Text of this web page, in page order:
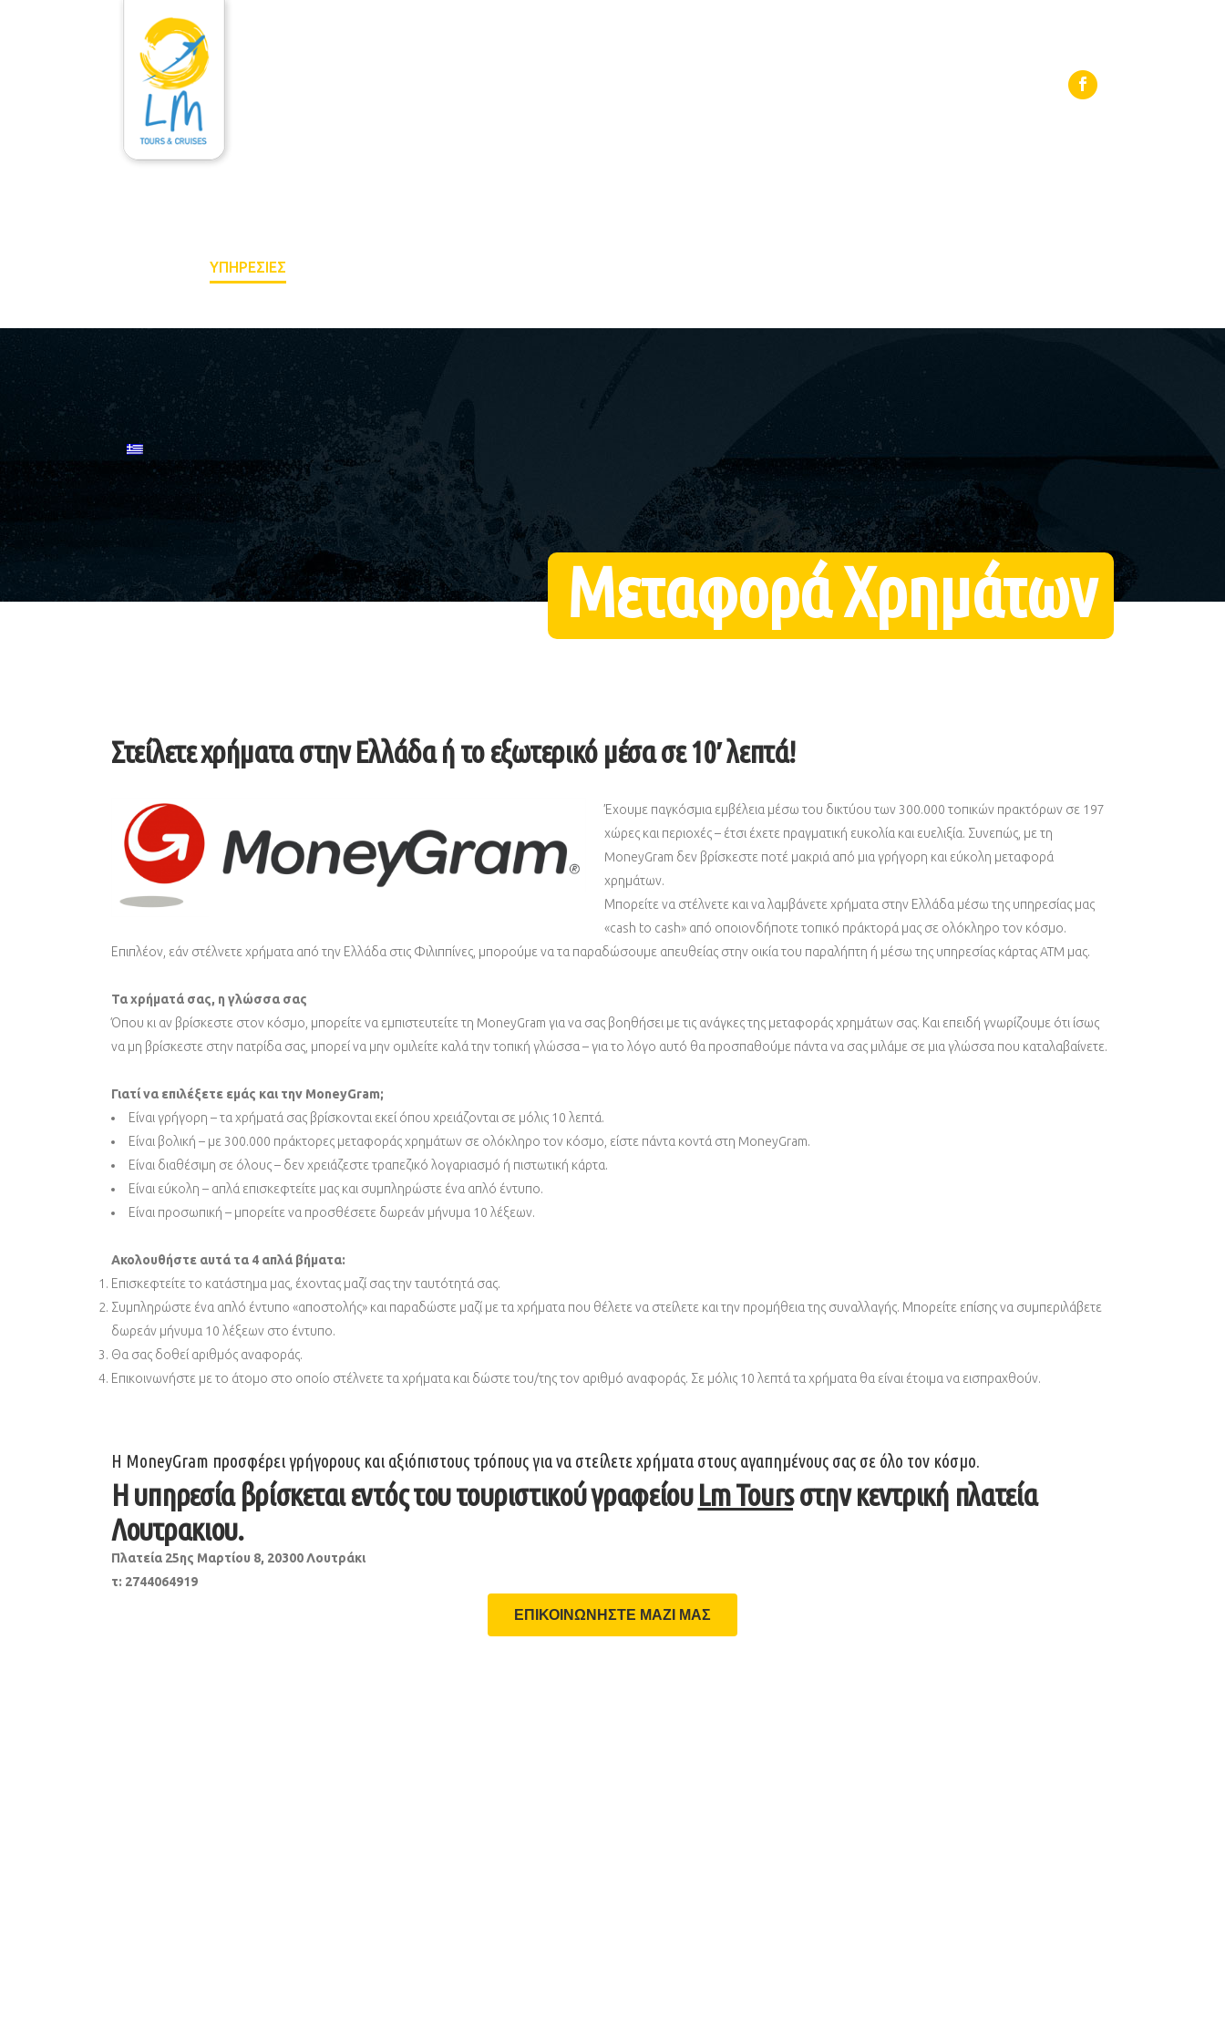
ΥΠΗΡΕΣΊΕΣ
Μεταφορά Χρημάτων
Στείλετε χρήματα στην Ελλάδα ή το εξωτερικό μέσα σε 10′ λεπτά!
Έχουμε παγκόσμια εμβέλεια μέσω του δικτύου των 300.000 τοπικών πρακτόρων σε 197
χώρες και περιοχές – έτσι έχετε πραγματική ευκολία και ευελιξία. Συνεπώς, με τη
MoneyGram δεν βρίσκεστε ποτέ μακριά από μια γρήγορη και εύκολη μεταφορά
χρημάτων.
Μπορείτε να στέλνετε και να λαμβάνετε χρήματα στην Ελλάδα μέσω της υπηρεσίας μας
«cash to cash» από οποιονδήποτε τοπικό πράκτορά μας σε ολόκληρο τον κόσμο.
Επιπλέον, εάν στέλνετε χρήματα από την Ελλάδα στις Φιλιππίνες, μπορούμε να τα παραδώσουμε απευθείας στην οικία του παραλήπτη ή μέσω της υπηρεσίας κάρτας ATM μας.
Τα χρήματά σας, η γλώσσα σας
Όπου κι αν βρίσκεστε στον κόσμο, μπορείτε να εμπιστευτείτε τη MoneyGram για να σας βοηθήσει με τις ανάγκες της μεταφοράς χρημάτων σας. Και επειδή γνωρίζουμε ότι ίσως
να μη βρίσκεστε στην πατρίδα σας, μπορεί να μην ομιλείτε καλά την τοπική γλώσσα – για το λόγο αυτό θα προσπαθούμε πάντα να σας μιλάμε σε μια γλώσσα που καταλαβαίνετε.
Γιατί να επιλέξετε εμάς και την MoneyGram;
Είναι γρήγορη – τα χρήματά σας βρίσκονται εκεί όπου χρειάζονται σε μόλις 10 λεπτά.
Είναι βολική – με 300.000 πράκτορες μεταφοράς χρημάτων σε ολόκληρο τον κόσμο, είστε πάντα κοντά στη MoneyGram.
Είναι διαθέσιμη σε όλους – δεν χρειάζεστε τραπεζικό λογαριασμό ή πιστωτική κάρτα.
Είναι εύκολη – απλά επισκεφτείτε μας και συμπληρώστε ένα απλό έντυπο.
Είναι προσωπική – μπορείτε να προσθέσετε δωρεάν μήνυμα 10 λέξεων.
Ακολουθήστε αυτά τα 4 απλά βήματα:
Επισκεφτείτε το κατάστημα μας, έχοντας μαζί σας την ταυτότητά σας.
Συμπληρώστε ένα απλό έντυπο «αποστολής» και παραδώστε μαζί με τα χρήματα που θέλετε να στείλετε και την προμήθεια της συναλλαγής. Μπορείτε επίσης να συμπεριλάβετε
δωρεάν μήνυμα 10 λέξεων στο έντυπο.
Θα σας δοθεί αριθμός αναφοράς.
Επικοινωνήστε με το άτομο στο οποίο στέλνετε τα χρήματα και δώστε του/της τον αριθμό αναφοράς. Σε μόλις 10 λεπτά τα χρήματα θα είναι έτοιμα να εισπραχθούν.
H MoneyGram προσφέρει γρήγορους και αξιόπιστους τρόπους για να στείλετε χρήματα στους αγαπημένους σας σε όλο τον κόσμο.
Η υπηρεσία βρίσκεται εντός του τουριστικού γραφείουLm Toursστην κεντρική πλατεία
Λουτρακιου.
Πλατεία 25ης Μαρτίου 8, 20300 Λουτράκι
τ: 2744064919
ΕΠΙΚΟΙΝΩΝΗΣΤΕ ΜΑΖΙ ΜΑΣ